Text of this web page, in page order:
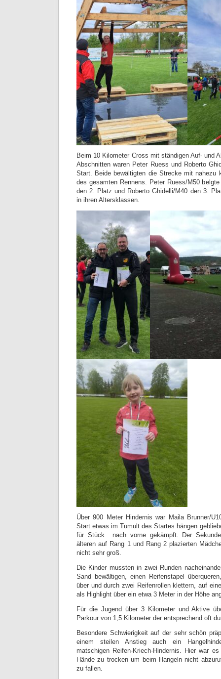
Beim 10 Kilometer Cross mit ständigen Auf- und
Abschnitten waren Peter Ruess und Roberto
Start. Beide bewältigten die Strecke mit nahezu
des gesamten Rennens. Peter Ruess/M50
den 2. Platz und Roberto Ghidelli/M40 den 3.
in ihren Altersklassen.
Über 900 Meter Hindernis war Maila Brunner/
Start etwas im Tumult des Startes hängen
für Stück nach vorne gekämpft. Der
älteren auf Rang 1 und Rang 2 plazierten
nicht sehr groß.
Die Kinder mussten in zwei Runden
Sand bewältigen, einen Reifenstapel
über und durch zwei Reifenrollen klettern, auf
als Highlight über ein etwa 3 Meter in der Höhe
Für die Jugend über 3 Kilometer und Aktive
Parkour von 1,5 Kilometer der entsprechend oft
Besondere Schwierigkeit auf der sehr schön
einem steilen Anstieg auch ein
matschigen Reifen-Kriech-Hindernis. Hier war
Hände zu trocken um beim Hangeln nicht
zu fallen.